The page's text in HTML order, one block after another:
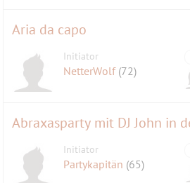
Aria da capo
Initiator
NetterWolf (72)
Abraxasparty mit DJ John in
Initiator
Partykapitän (65)